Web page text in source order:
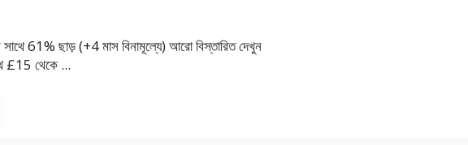
61% ছাড় (+4 মাস বিনামূল্যে) আরো বিস্তারিত দেখুন
£15 থেকে ...